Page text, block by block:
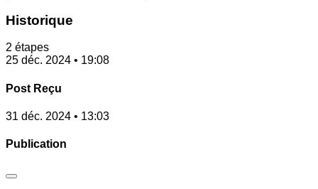
Historique
2 étapes
25 déc. 2024 • 19:08
Post Reçu
31 déc. 2024 • 13:03
Publication